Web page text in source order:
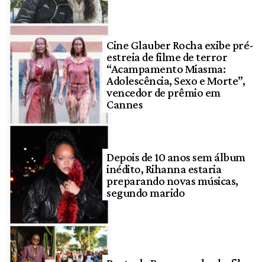
Cine Glauber Rocha exibe pré-
estreia de filme de terror
“Acampamento Miasma:
Adolescência, Sexo e Morte”,
vencedor de prêmio em
Cannes
Depois de 10 anos sem álbum
inédito, Rihanna estaria
preparando novas músicas,
segundo marido